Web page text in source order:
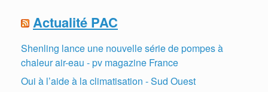
Actualité PAC
Shenling lance une nouvelle série de pompes à
chaleur air-eau - pv magazine France
Oui à l’aide à la climatisation - Sud Ouest